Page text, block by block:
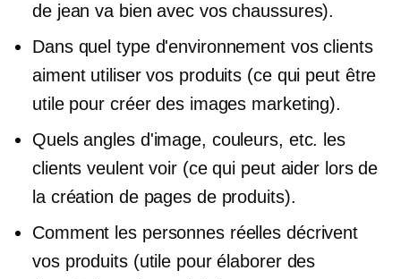
de jean va bien avec vos chaussures).
Dans quel type d'environnement vos clients
aiment utiliser vos produits (ce qui peut être
utile pour créer des images marketing).
Quels angles d'image, couleurs, etc. les
clients veulent voir (ce qui peut aider lors de
la création de pages de produits).
Comment les personnes réelles décrivent
vos produits (utile pour élaborer des